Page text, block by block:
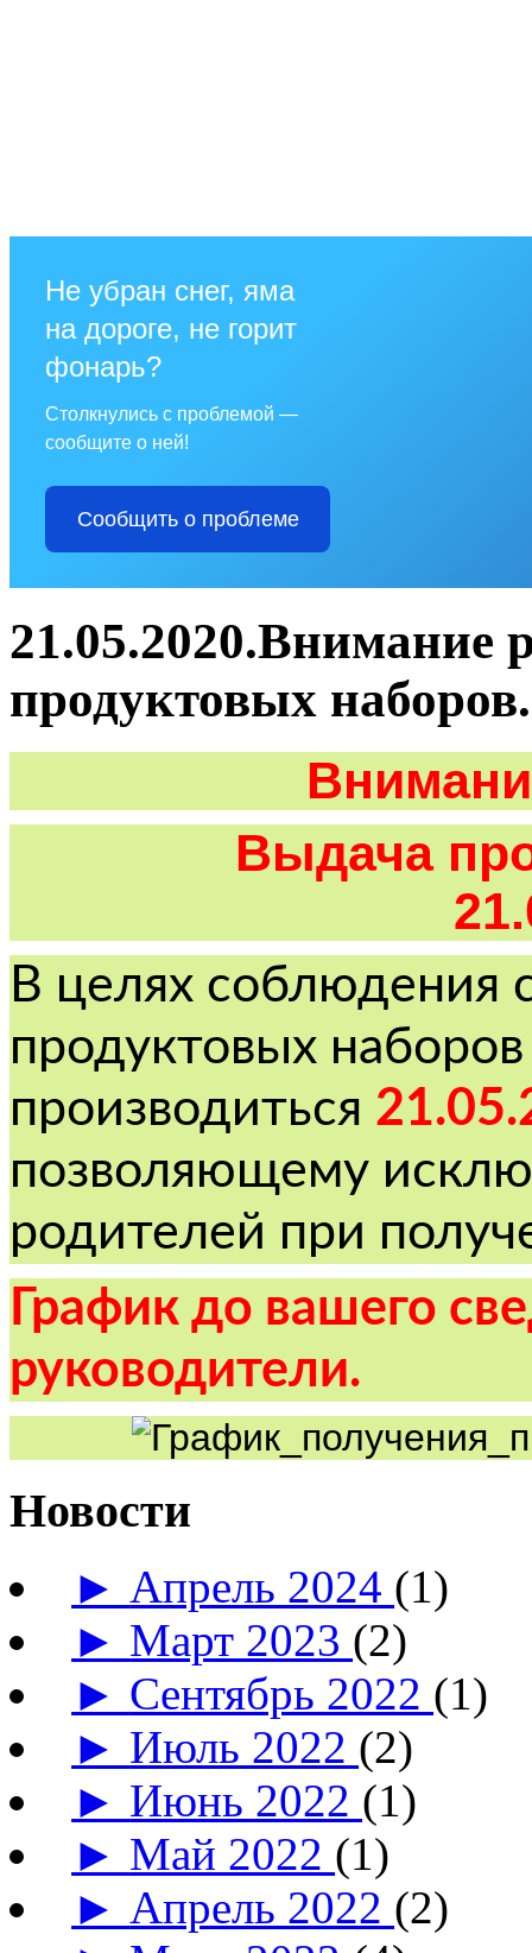
Не убран снег, яма
на дороге, не горит
фонарь?
Столкнулись с проблемой —
сообщите о ней!
Сообщить о проблеме
21.05.2020.Внимание
продуктовых наборов.
Выдача
В целях соблюдения
продуктовых
производиться
позволяющему
родителей при
График до вашего
руководители.
Новости
► Апрель 2024 (1)
► Март 2023 (2)
► Сентябрь 2022 (1)
► Июль 2022 (2)
► Июнь 2022 (1)
► Май 2022 (1)
► Апрель 2022 (2)